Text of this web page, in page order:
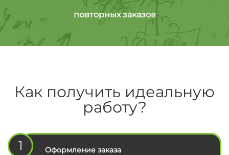
повторных заказов
Как получить идеальную
работу?
1
Оформление заказа